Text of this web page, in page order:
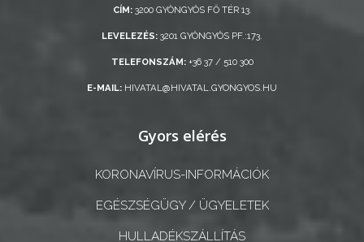
CÍM:3200 GYÖNGYÖS FŐ TÉR 13.
LEVELEZÉS: 3201 GYÖNGYÖS PF.:173.
TELEFONSZÁM:+36 37 / 510 300
E-MAIL: HIVATAL@HIVATAL.GYONGYOS.HU
Gyors elérés
KORONAVÍRUS-INFORMÁCIÓK
EGÉSZSÉGÜGY / ÜGYELETEK
HULLADÉKSZÁLLÍTÁS